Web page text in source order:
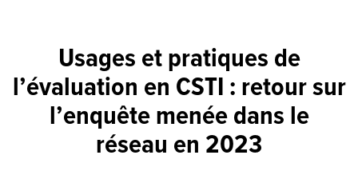
Usages et pratiques de
l’évaluation en CSTI : retour sur
l’enquête menée dans le
réseau en 2023